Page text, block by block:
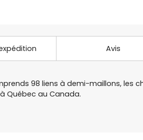
Avis
98 liens à demi-maillons, les
Québec au Canada.